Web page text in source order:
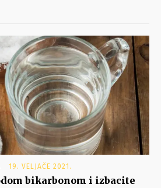
19. VELJAČE 2021.
bikarbonom i izbacite